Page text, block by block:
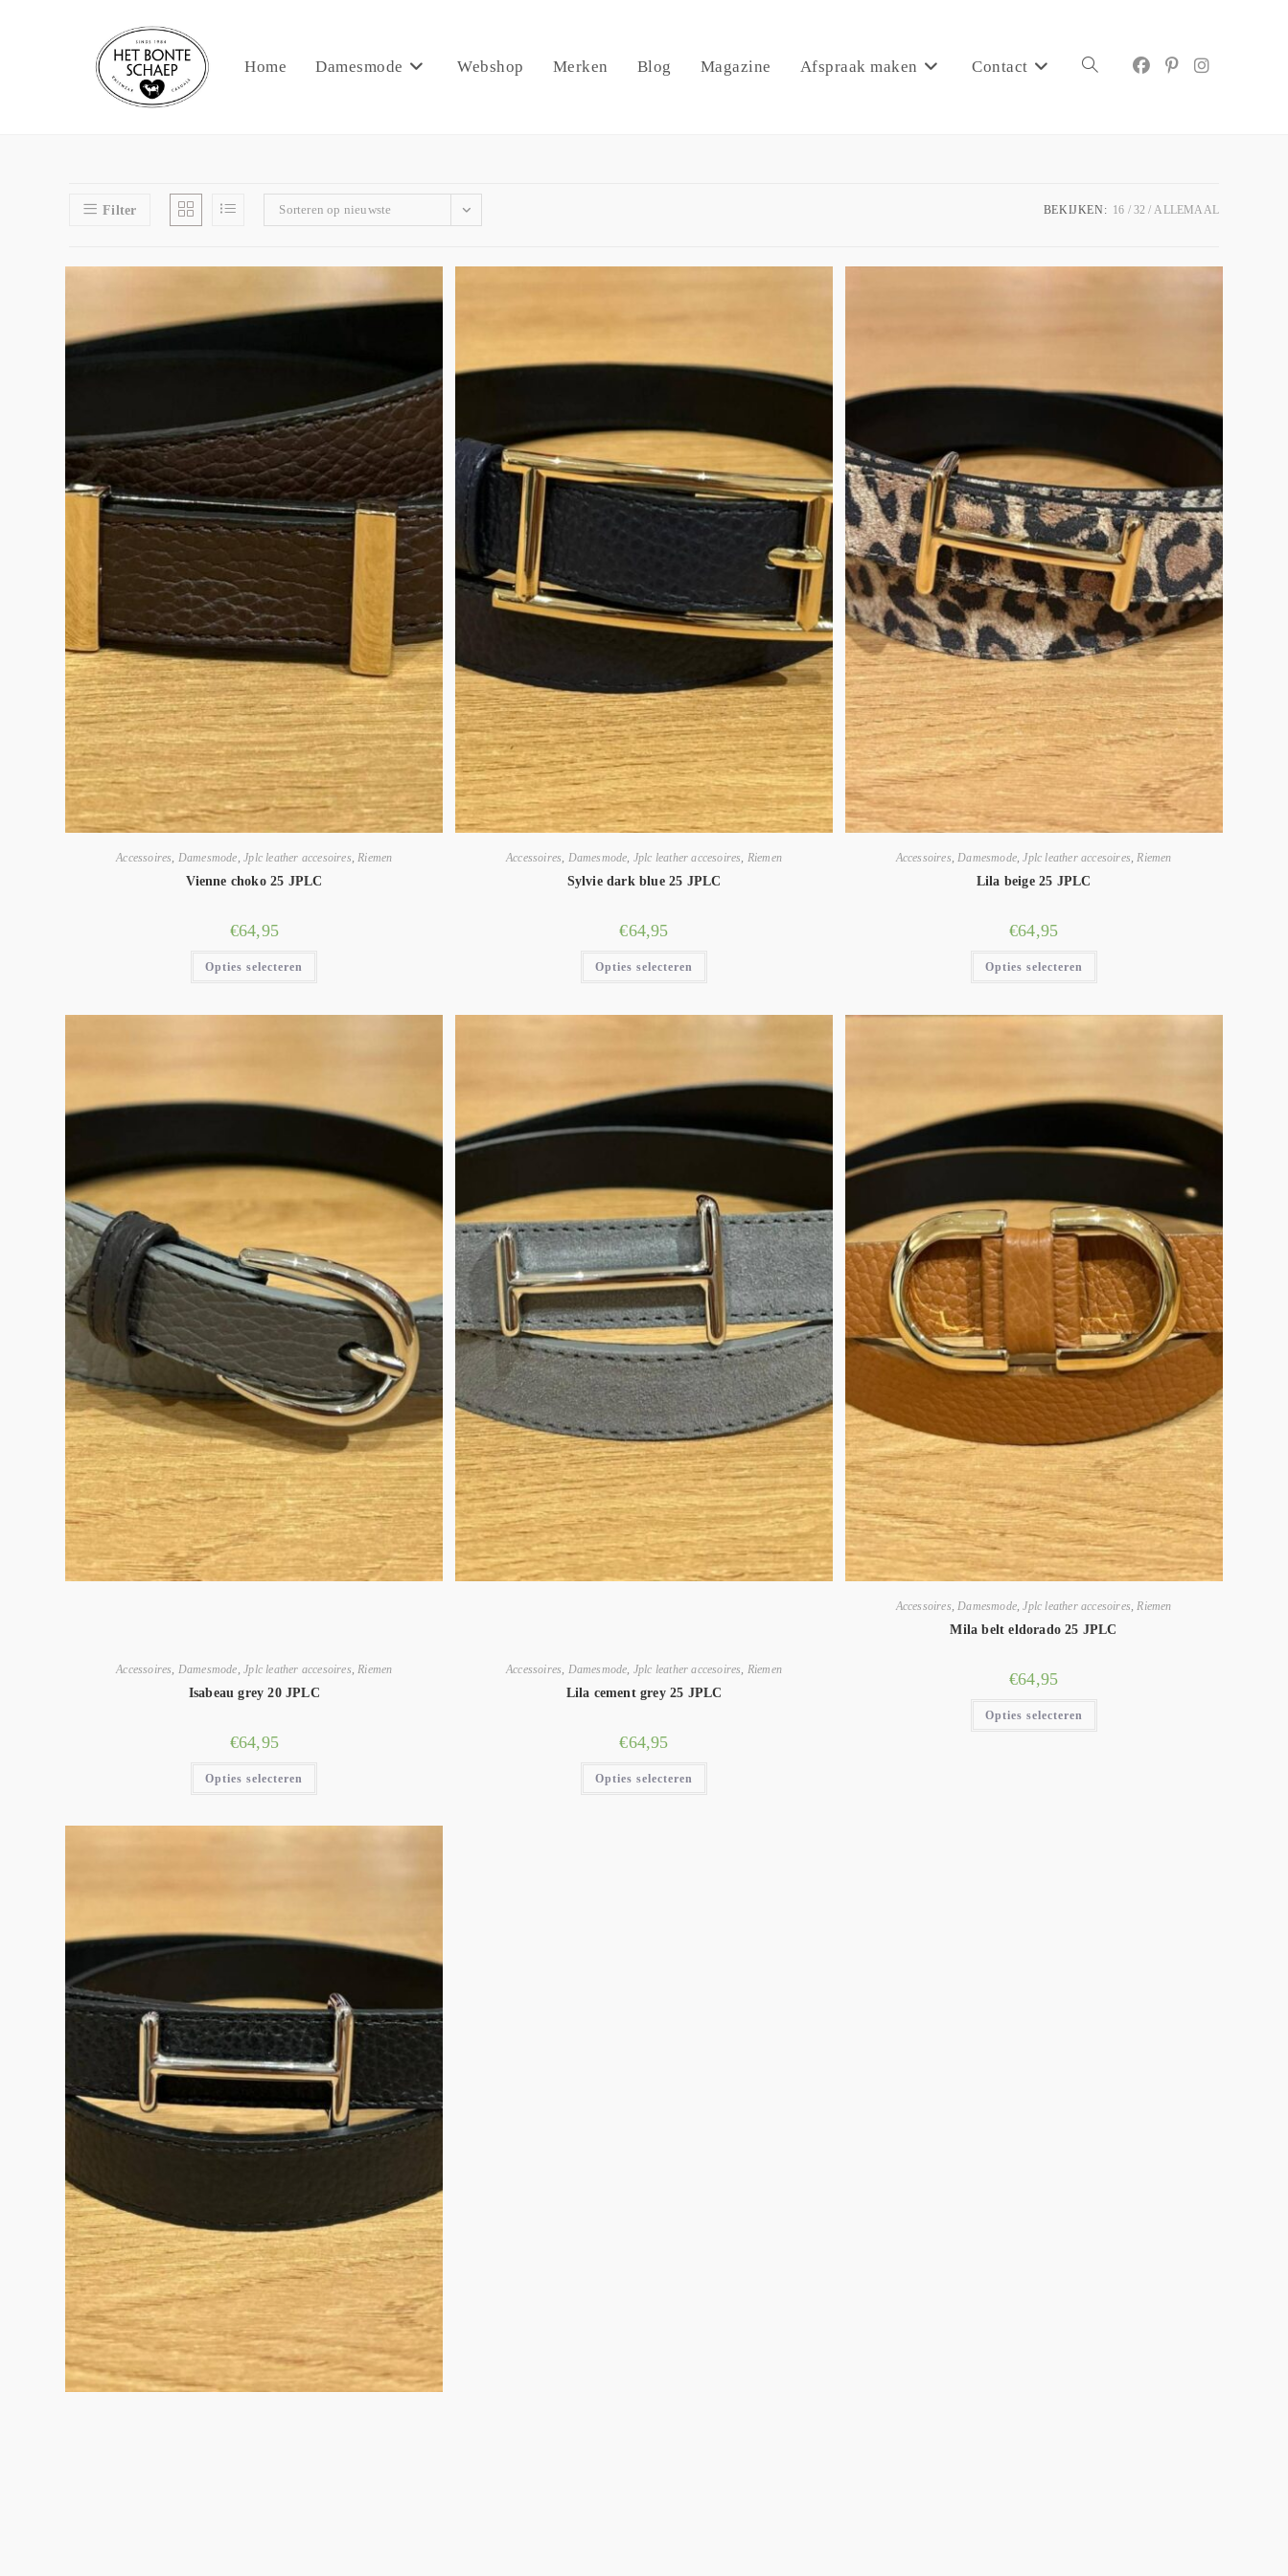
Home Damesmode Webshop Merken Blog Magazine Afspraak maken Contact
Filter Sorteren op nieuwste BEKIJKEN: 16 32 ALLEMAAL
Accessoires, Damesmode,Jplc leather accesoires,Riemen
Vienne choko 25 JPLC
€64,95
Opties selecteren
Accessoires, Damesmode, Jplc leather accesoires, Riemen
Sylvie dark blue 25 JPLC
€64,95
Opties selecteren
Accessoires,Damesmode,Jplc leather accesoires,Riemen
Lila beige 25 JPLC
€64,95
Opties selecteren
Accessoires Damesmode ,Jplc leather accesoires Riemen
Isabeau grey 20 JPLC
€64,95
Opties selecteren
Accessoires Damesmode Jplc leather accesoires Riemen
Lila cement grey 25 JPLC
€64,95
Opties selecteren
Accessoires,Damesmode,Jplc leather accesoires,Riemen
Mila belt eldorado 25 JPLC
€64,95
Opties selecteren